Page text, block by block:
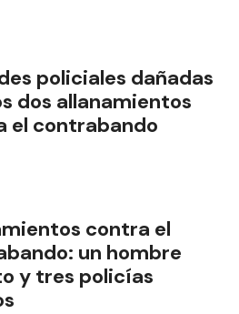
policiales dañadas
dos allanamientos
el contrabando
contra el
un hombre
y tres policías